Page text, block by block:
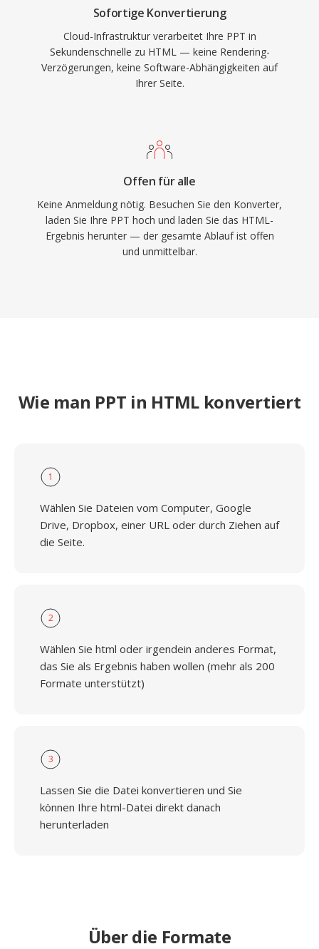
Sofortige Konvertierung
Cloud-Infrastruktur verarbeitet Ihre PPT in
Sekundenschnelle zu HTML — keine Rendering-
Verzögerungen, keine Software-Abhängigkeiten auf
Ihrer Seite.
Offen für alle
Keine Anmeldung nötig. Besuchen Sie den Konverter,
laden Sie Ihre PPT hoch und laden Sie das HTML-
Ergebnis herunter — der gesamte Ablauf ist offen
und unmittelbar.
Wie man PPT in HTML konvertiert
1
Wählen Sie Dateien vom Computer, Google
Drive, Dropbox, einer URL oder durch Ziehen auf
die Seite.
2
Wählen Sie html oder irgendein anderes Format,
das Sie als Ergebnis haben wollen (mehr als 200
Formate unterstützt)
3
Lassen Sie die Datei konvertieren und Sie
können Ihre html-Datei direkt danach
herunterladen
Über die Formate